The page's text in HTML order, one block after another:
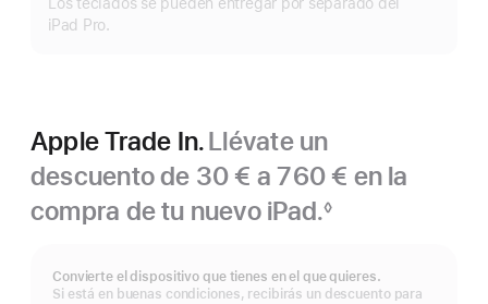
iPad Pro.
Apple Trade In.Llévate un
descuento de 30 € a 760 € en la
compra de tu nuevo iPad.
página
◊
Convierte el dispositivo que tienes en el que quieres.
Si está en buenas condiciones, recibirás un descuento para